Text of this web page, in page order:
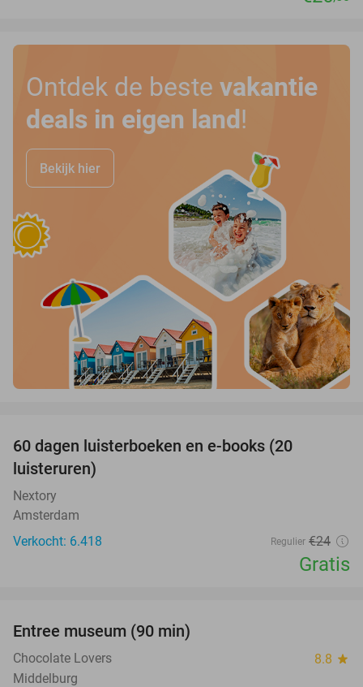
Ontdek de beste vakantie
deals in eigen land!
Bekijk hier
60 dagen luisterboeken en e-books (20
luisteruren)
Nextory
Amsterdam
Verkocht: 6.418
Regulier €24
Gratis
Entree museum (90 min)
Chocolate Lovers 8.8 star
Middelburg